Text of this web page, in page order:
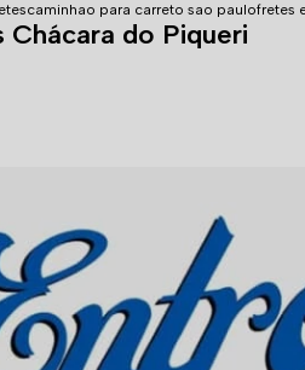
caminhao para carreto sao paulofretes
do Piqueri